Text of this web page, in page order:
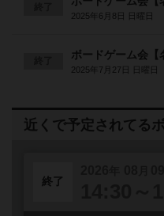
2025年6月8日 日曜日
ボードゲーム会【
2025年7月27日 日曜日
近くで予定されてる
終了